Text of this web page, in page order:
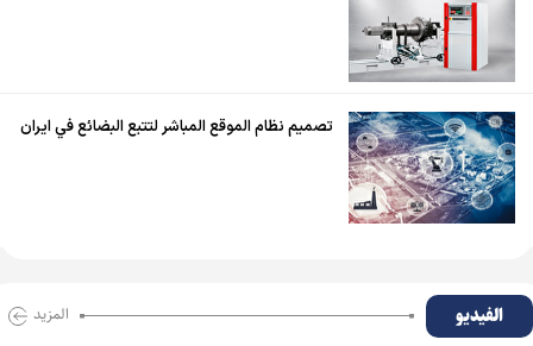
تصميم نظام الموقع المباشر لتتبع البضائع في ايران
الفیدیو المزید